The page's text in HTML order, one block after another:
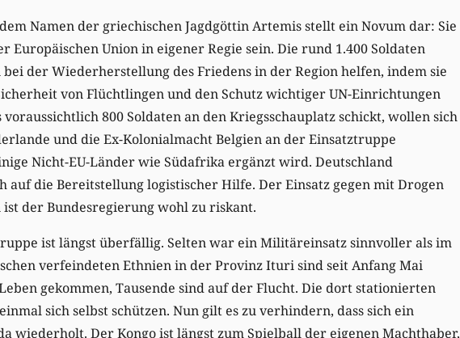
Namen der griechischen Jagdgöttin Artemis stellt ein Novum dar: Sie
Union in eigener Regie sein. Die rund 1.400 Soldaten
der Wiederherstellung des Friedens in der Region helfen, indem sie
von Flüchtlingen und den Schutz wichtiger UN-Einrichtungen
800 Soldaten an den Kriegsschauplatz schickt, wollen sich
und die Ex-Kolonialmacht Belgien an der Einsatztruppe
Nicht-EU-Länder wie Südafrika ergänzt wird. Deutschland
auf die Bereitstellung logistischer Hilfe. Der Einsatz gegen mit Drogen
der Bundesregierung wohl zu riskant.
ist längst überfällig. Selten war ein Militäreinsatz sinnvoller als im
verfeindeten Ethnien in der Provinz Ituri sind seit Anfang Mai
gekommen, Tausende sind auf der Flucht. Die dort stationierten
sich selbst schützen. Nun gilt es zu verhindern, dass sich ein
wiederholt. Der Kongo ist längst zum Spielball der eigenen Machthaber,